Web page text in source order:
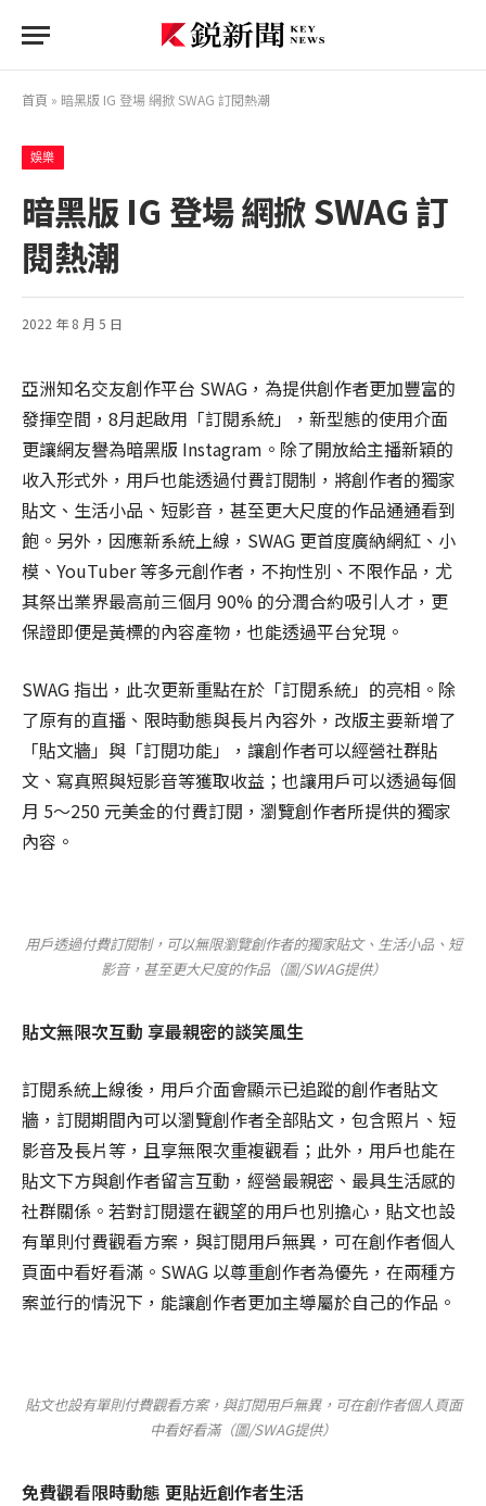
首頁 » 暗黑版 IG 登場 網掀 SWAG 訂閱熱潮
娛樂
暗黑版 IG 登場 網掀 SWAG 訂
閱熱潮
2022 年 8 月 5 日
亞洲知名交友創作平台 SWAG，為提供創作者更加豐富的
發揮空間，8月起啟用「訂閱系統」，新型態的使用介面
更讓網友譽為暗黑版 Instagram。除了開放給主播新穎的
收入形式外，用戶也能透過付費訂閱制，將創作者的獨家
貼文、生活小品、短影音，甚至更大尺度的作品通通看到
飽。另外，因應新系統上線，SWAG 更首度廣納網紅、小
模、YouTuber 等多元創作者，不拘性別、不限作品，尤
其祭出業界最高前三個月 90% 的分潤合約吸引人才，更
保證即便是黃標的內容產物，也能透過平台兌現。
SWAG 指出，此次更新重點在於「訂閱系統」的亮相。除
了原有的直播、限時動態與長片內容外，改版主要新增了
「貼文牆」與「訂閱功能」，讓創作者可以經營社群貼
文、寫真照與短影音等獲取收益；也讓用戶可以透過每個
月 5～250 元美金的付費訂閱，瀏覽創作者所提供的獨家
內容。
用戶透過付費訂閱制，可以無限瀏覽創作者的獨家貼文、生活小品、短
影音，甚至更大尺度的作品（圖/SWAG提供）
貼文無限次互動 享最親密的談笑風生
訂閱系統上線後，用戶介面會顯示已追蹤的創作者貼文
牆，訂閱期間內可以瀏覽創作者全部貼文，包含照片、短
影音及長片等，且享無限次重複觀看；此外，用戶也能在
貼文下方與創作者留言互動，經營最親密、最具生活感的
社群關係。若對訂閱還在觀望的用戶也別擔心，貼文也設
有單則付費觀看方案，與訂閱用戶無異，可在創作者個人
頁面中看好看滿。SWAG 以尊重創作者為優先，在兩種方
案並行的情況下，能讓創作者更加主導屬於自己的作品。
貼文也設有單則付費觀看方案，與訂閱用戶無異，可在創作者個人頁面
中看好看滿（圖/SWAG提供）
免費觀看限時動態 更貼近創作者生活